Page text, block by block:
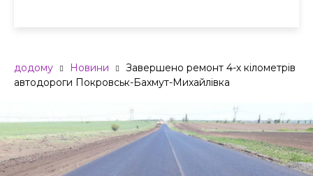
додому Новини
Завершено ремонт 4-х кілометрів
автодороги Покровськ-Бахмут-Михайлівка